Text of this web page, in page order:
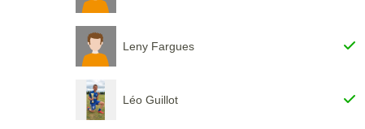
Leny Fargues
Léo Guillot